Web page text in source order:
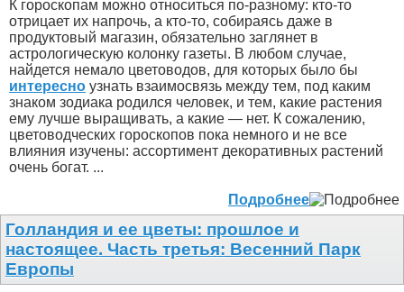
К гороскопам можно относиться по-разному: кто-то
отрицает их напрочь, а кто-то, собираясь даже в
продуктовый магазин, обязательно заглянет в
астрологическую колонку газеты. В любом случае,
найдется немало цветоводов, для которых было бы
интересно узнать взаимосвязь между тем, под каким
знаком зодиака родился человек, и тем, какие растения
ему лучше выращивать, а какие — нет. К сожалению,
цветоводческих гороскопов пока немного и не все
влияния изучены: ассортимент декоративных растений
очень богат. ...
Подробнее
Голландия и ее цветы: прошлое и
настоящее. Часть третья: Весенний Парк
Европы